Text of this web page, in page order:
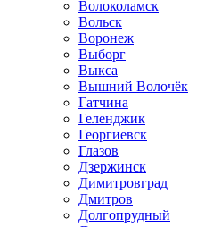
Волоколамск
Вольск
Воронеж
Выборг
Выкса
Вышний Волочёк
Гатчина
Геленджик
Георгиевск
Глазов
Дзержинск
Димитровград
Дмитров
Долгопрудный